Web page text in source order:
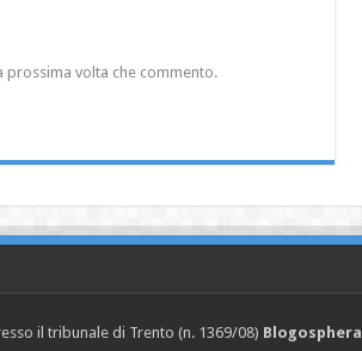
prossima volta che commento.
il tribunale di Trento (n. 1369/08) Blogosphera